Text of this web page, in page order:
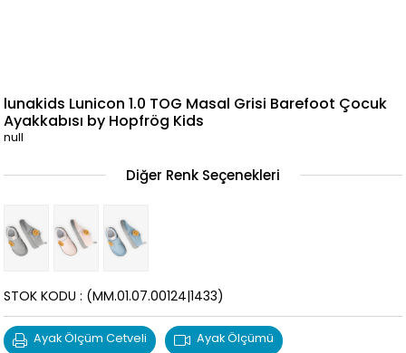
⁠lunakids Lunicon 1.0 TOG Masal Grisi Barefoot Çocuk
Ayakkabısı by Hopfrög Kids
null
Diğer Renk Seçenekleri
(MM.01.07.00124|1433)
STOK KODU
Ayak Ölçüm Cetveli Ayak Ölçümü